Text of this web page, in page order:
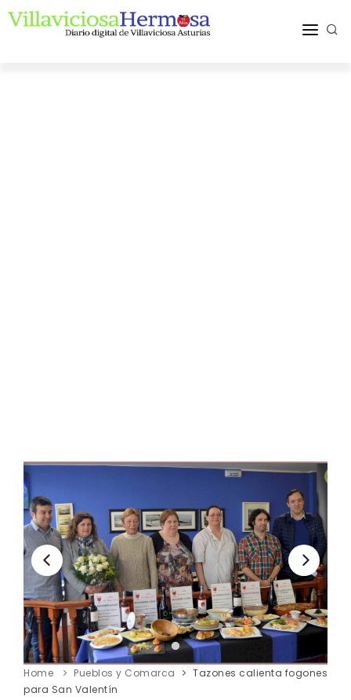
Home Pueblos y Comarca
Tazones calienta fogones
para San Valentín